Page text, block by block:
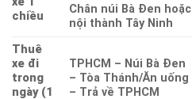
chiều
Chân núi Bà Đen hoặc
nội thành Tây Ninh
Thuê
xe đi
trong
ngày (1
TPHCM – Núi Bà Đen
– Tòa Thánh/Ăn uống
– Trả về TPHCM